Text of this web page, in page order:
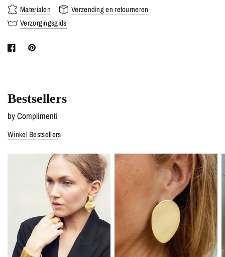
Materialen
Verzending en retourneren
Verzorgingsgids
Bestsellers
by Complimenti
Winkel Bestsellers